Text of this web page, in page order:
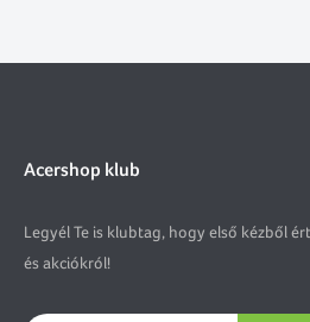
Acershop klub
Legyél Te is klubtag, hogy első kézből
és akciókról!